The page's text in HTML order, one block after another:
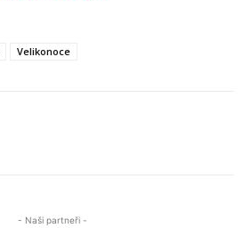
Velikonoce
- Naši partneři -